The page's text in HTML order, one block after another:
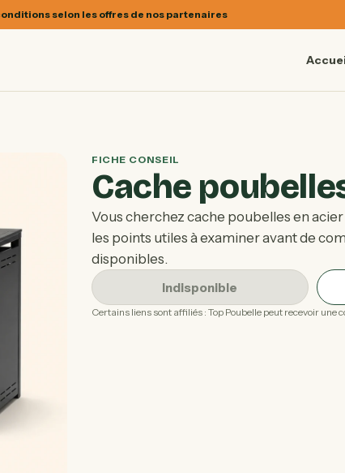
selon les offres de nos partenaires
FICHE CONSEIL
Cache
Vous cherchez cache poubelles en
les points utiles à examiner avant de
disponibles.
Indisponible
Certains liens sont affiliés : Top Poubelle peut recevoir une